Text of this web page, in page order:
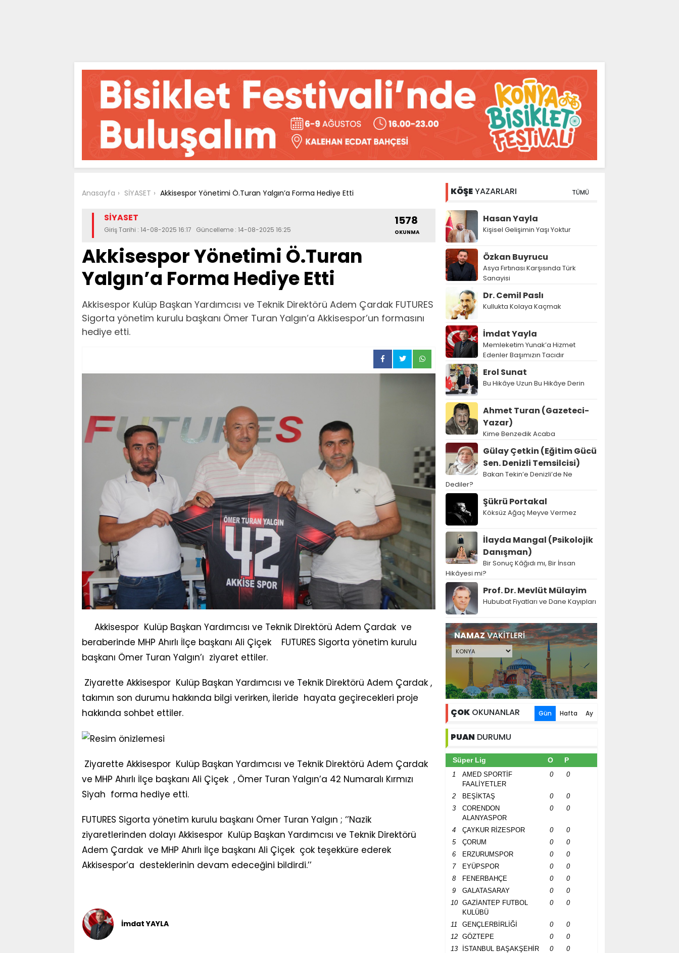
Anasayfa SİYASET Akkisespor Yönetimi Ö.Turan Yalgın’a Forma Hediye Etti
SİYASET
Giriş Tarihi : 14-08-2025 16:17 Güncelleme : 14-08-2025 16:25
1578
OKUNMA
Akkisespor Yönetimi Ö.Turan
Yalgın’a Forma Hediye Etti
Akkisespor Kulüp Başkan Yardımcısı ve Teknik Direktörü Adem Çardak FUTURES
Sigorta yönetim kurulu başkanı Ömer Turan Yalgın’a Akkisespor’un formasını
hediye etti.
Akkisespor Kulüp Başkan Yardımcısı ve Teknik Direktörü Adem Çardak ve
beraberinde MHP Ahırlı İlçe başkanı Ali Çiçek FUTURES Sigorta yönetim kurulu
başkanı Ömer Turan Yalgın’ı ziyaret ettiler.
Ziyarette Akkisespor Kulüp Başkan Yardımcısı ve Teknik Direktörü Adem Çardak ,
takımın son durumu hakkında bilgi verirken, İleride hayata geçirecekleri proje
hakkında sohbet ettiler.
Ziyarette Akkisespor Kulüp Başkan Yardımcısı ve Teknik Direktörü Adem Çardak
ve MHP Ahırlı İlçe başkanı Ali Çiçek , Ömer Turan Yalgın’a 42 Numaralı Kırmızı
Siyah forma hediye etti.
FUTURES Sigorta yönetim kurulu başkanı Ömer Turan Yalgın ; ‘’Nazik
ziyaretlerinden dolayı Akkisespor Kulüp Başkan Yardımcısı ve Teknik Direktörü
Adem Çardak ve MHP Ahırlı İlçe başkanı Ali Çiçek çok teşekküre ederek
Akkisespor’a desteklerinin devam edeceğini bildirdi.’’
İmdat YAYLA
KÖŞEYAZARLARI TÜMÜ
Hasan Yayla
Kişisel Gelişimin Yaşı Yoktur
Özkan Buyrucu
Asya Fırtınası Karşısında Türk
Sanayisi
Dr. Cemil Paslı
Kullukta Kolaya Kaçmak
İmdat Yayla
Memleketim Yunak’a Hizmet
Edenler Başımızın Tacıdır
Erol Sunat
Bu Hikâye Uzun Bu Hikâye Derin
Ahmet Turan (Gazeteci-
Yazar)
Kime Benzedik Acaba
Gülay Çetkin (Eğitim Gücü
Sen. Denizli Temsilcisi)
Bakan Tekin’e Denizli’de Ne
Dediler?
Şükrü Portakal
Köksüz Ağaç Meyve Vermez
İlayda Mangal (Psikolojik
Danışman)
Bir Sonuç Kâğıdı mı, Bir İnsan
Hikâyesi mi?
Prof. Dr. Mevlüt Mülayim
Hububat Fiyatları ve Dane Kayıpları
NAMAZVAKİTLERİ
ÇOK OKUNANLAR Gün Hafta Ay
PUAN DURUMU
Süper Lig O P
1
AMED SPORTİF
FAALİYETLER
0 0
2 BEŞİKTAŞ 0
0
3
CORENDON
ALANYASPOR
0 0
4 ÇAYKUR RİZESPOR 0
0
5
ÇORUM 0
0
6
ERZURUMSPOR 0
0
7
EYÜPSPOR 0
0
8
FENERBAHÇE 0
0
9
GALATASARAY 0
0
10
GAZİANTEP FUTBOL
KULÜBÜ
0 0
11 GENÇLERBİRLİĞİ 0
0
12
GÖZTEPE 0
0
13
İSTANBUL BAŞAKŞEHİR 0
0